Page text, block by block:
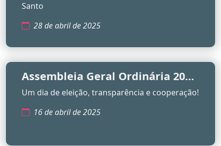
Santo
28 de abril de 2025
Assembleia Geral Ordinária 2025
na Sicres
Um dia de eleição, transparência e cooperação!
16 de abril de 2025